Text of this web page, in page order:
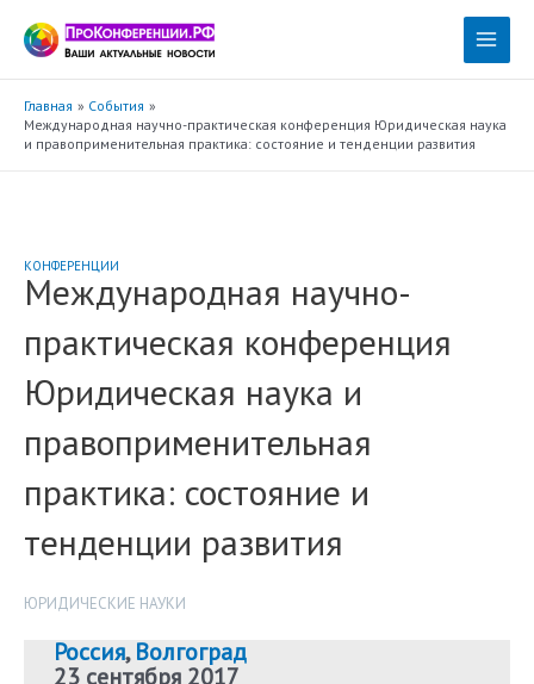
содержимому
Main
Главная
События
Международная научно-практическая конференция Юридическая наука
и правоприменительная практика: состояние и тенденции развития
КОНФЕРЕНЦИИ
Международная научно-
практическая конференция
Юридическая наука и
правоприменительная
практика: состояние и
тенденции развития
ЮРИДИЧЕСКИЕ НАУКИ
Россия,Волгоград
23 сентября 2017